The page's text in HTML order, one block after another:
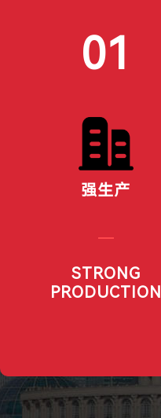
01
强生产
STRONG
PRODUCTION